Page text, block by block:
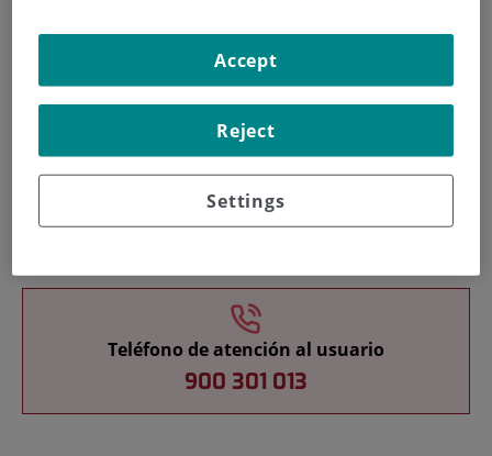
Investigación
Docencia
Teléfono de atención al usuario
900 301 013
Settings
Reject
Accept